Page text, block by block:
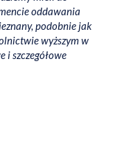
oddawania
podobnie jak
wyższym w
i szczegółowe